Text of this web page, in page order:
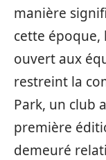
manière
cette
ouvert aux
restreint la
Park, un club
première
demeuré